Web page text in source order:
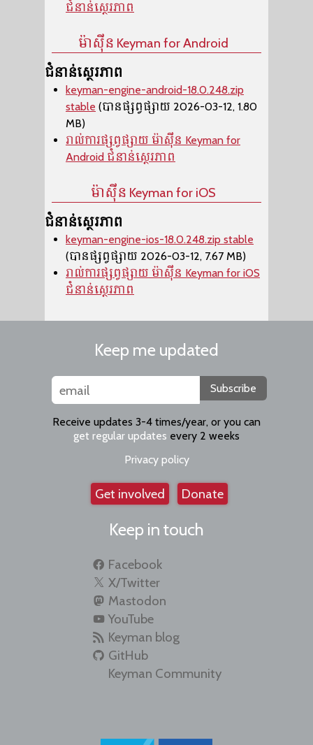
ជំនាន់ស្ថេរភាព
ម៉ាស៊ីន​ Keyman for Android
ជំនាន់ស្ថេរភាព
keyman-engine-android-18.0.248.zip
stable (បានផ្សព្វផ្សាយ 2026-03-12, 1.80
MB)
រាល់ការផ្សព្វផ្សាយ ម៉ាស៊ីន​ Keyman for
Android ជំនាន់ស្ថេរភាព
ម៉ាស៊ីន​ Keyman for iOS
ជំនាន់ស្ថេរភាព
keyman-engine-ios-18.0.248.zip stable
(បានផ្សព្វផ្សាយ 2026-03-12, 7.67 MB)
រាល់ការផ្សព្វផ្សាយ ម៉ាស៊ីន​ Keyman for iOS
ជំនាន់ស្ថេរភាព
Keep me updated
Subscribe
Receive updates 3-4 times/year, or you can
get regular updates every 2 weeks
Privacy policy
Get involved Donate
Keep in touch
Facebook
X/Twitter
Mastodon
YouTube
Keyman blog
GitHub
Keyman Community